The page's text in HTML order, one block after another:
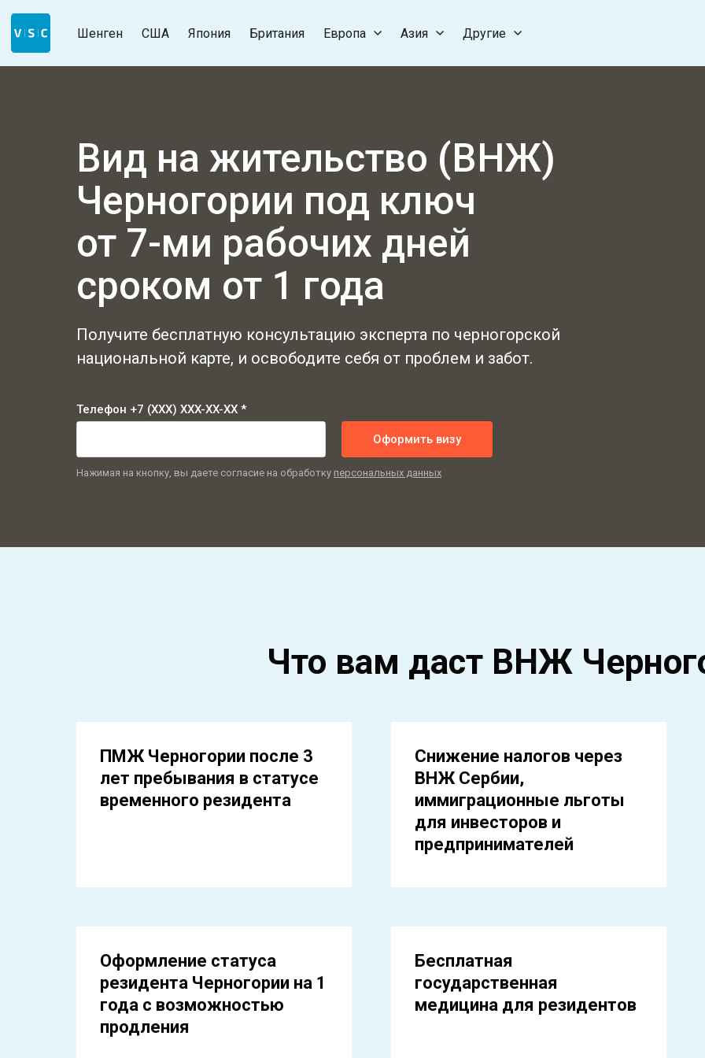
Шенген США Япония Британия Европа Азия Другие
Вид на жительство (ВНЖ)
Черногории под ключ
от 7-ми рабочих дней
сроком от 1 года
Получите бесплатную консультацию эксперта по черногорской
национальной карте, и освободите себя от проблем и забот.
Телефон +7 (XXX) XXX-XX-XX *
Оформить визу
Нажимая на кнопку, вы даете согласие на обработку персональных данных
Что вам даст ВНЖ
ПМЖ Черногории после 3
лет пребывания в статусе
временного резидента
Снижение налогов через
ВНЖ Сербии,
иммиграционные льготы
для инвесторов и
предпринимателей
Оформление статуса
резидента Черногории на 1
года с возможностью
продления
Бесплатная
государственная
медицина для резидентов